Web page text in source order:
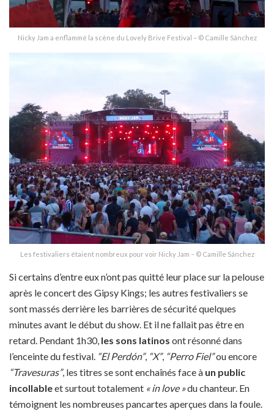
Nicky Jam a enflammé la scène du Lovely Brive Festival – © Camille Sánchez
Les festivaliers étaient nombreux pour voir Nicky Jam – © Camille Sánchez
Si certains d’entre eux n’ont pas quitté leur place sur la pelouse
après le concert des Gipsy Kings; les autres festivaliers se
sont massés derrière les barrières de sécurité quelques
minutes avant le début du show. Et il ne fallait pas être en
retard. Pendant 1h30, les sons latinos ont résonné dans
l’enceinte du festival. “El Perdón”, “X”, “Perro Fiel”ou encore
“Travesuras”, les titres se sont enchaînés face à un public
incollableet surtout totalement « in love »du chanteur. En
témoignent les nombreuses pancartes aperçues dans la foule.